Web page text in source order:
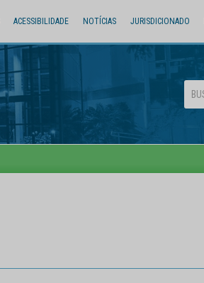
ACESSIBILIDADE NOTÍCIAS JURISDICIONADO